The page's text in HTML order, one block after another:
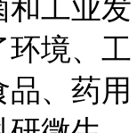
和工业发
环境、工
、药用